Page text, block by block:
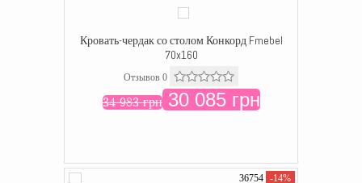
Кровать-чердак со столом Конкорд Fmebel
70x160
Отзывов 0
34 983 грн30 085 грн
36754 -14%